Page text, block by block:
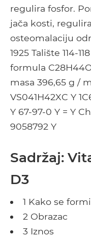
regulira fosfor.
jača kosti,
osteomalaciju
1925 Talište 114-
formula
masa 396,65 g /
VS041H42XC Y
Y 67-97-0 Y = Y
9058792 Y
Sadržaj:
D3
1 Kako se
2 Obrazac
3 Iznos